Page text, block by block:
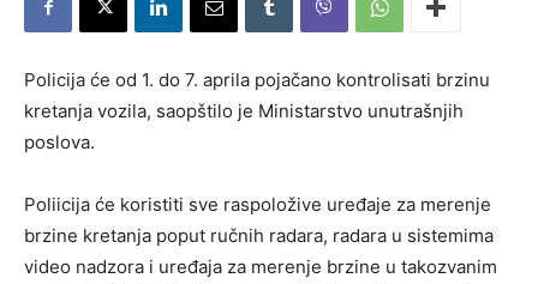
Policija će od 1. do 7. aprila pojačano kontrolisati brzinu
kretanja vozila, saopštilo je Ministarstvo unutrašnjih
poslova.
Poliicija će koristiti sve raspoložive uređaje za merenje
brzine kretanja poput ručnih radara, rаdаra u sistemimа
video nаdzorа i uređаja zа merenje brzine u tаkozvаnim